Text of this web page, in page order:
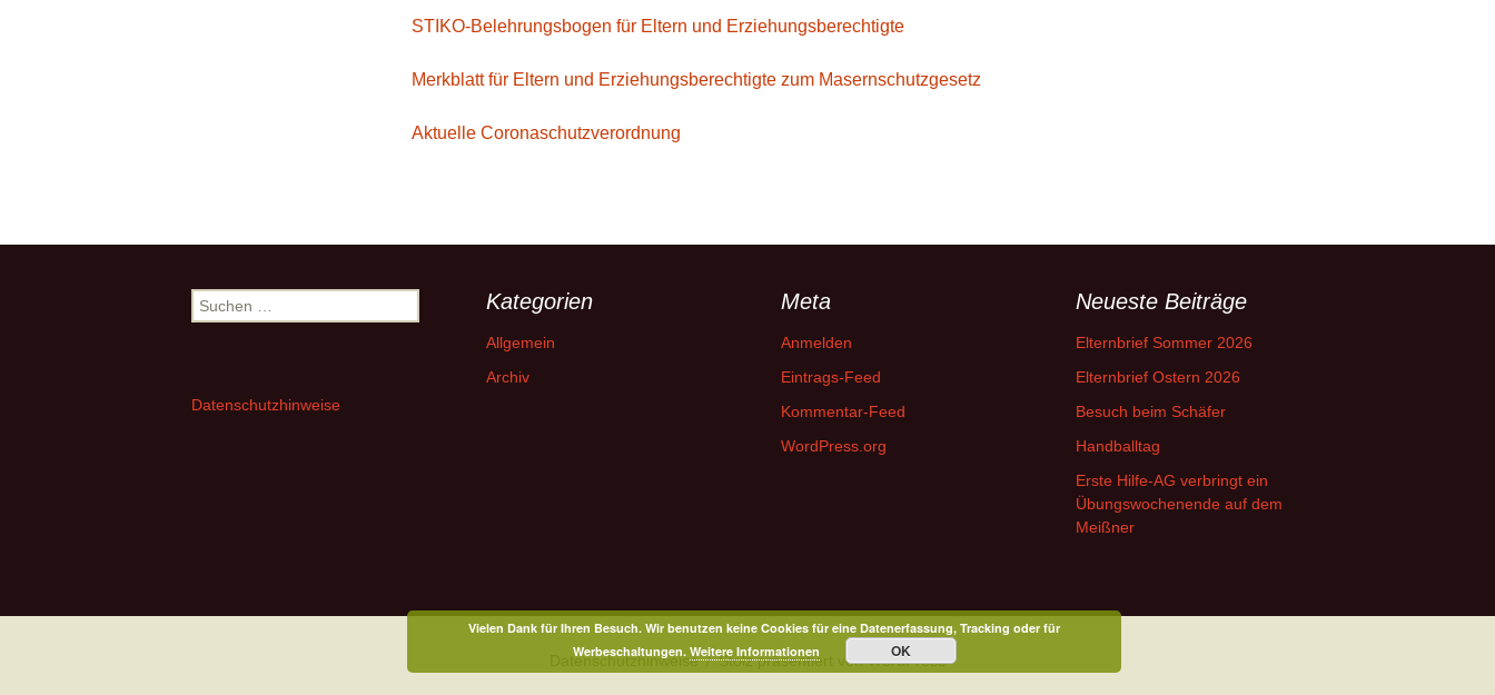
STIKO-Belehrungsbogen für Eltern und Erziehungsberechtigte
Merkblatt für Eltern und Erziehungsberechtigte zum Masernschutzgesetz
Aktuelle Coronaschutzverordnung
Suchen
nach:
Kategorien
Allgemein
Archiv
Meta
Anmelden
Eintrags-Feed
Kommentar-Feed
WordPress.org
Neueste Beiträge
Elternbrief Sommer 2026
Elternbrief Ostern 2026
Besuch beim Schäfer
Handballtag
Erste Hilfe-AG verbringt ein
Übungswochenende auf dem
Meißner
Datenschutzhinweise
Datenschutzhinweise Stolz präsentiert von WordPress
Vielen Dank für Ihren Besuch. Wir benutzen keine Cookies für eine Datenerfassung, Tracking oder für
Werbeschaltungen. Weitere Informationen OK